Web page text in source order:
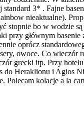
3* . Fajne
nieaktualne).
stopnie bo w wodzie są
przy głównym basenie
oprócz
owoce. Co wieczór
grecki itp. Przy
do Heraklionu i Agios
Polecam kolacje a la